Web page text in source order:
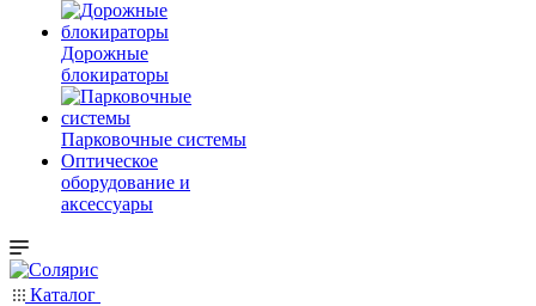
Дорожные
блокираторы
Парковочные системы
Оптическое
оборудование и
аксессуары
Каталог